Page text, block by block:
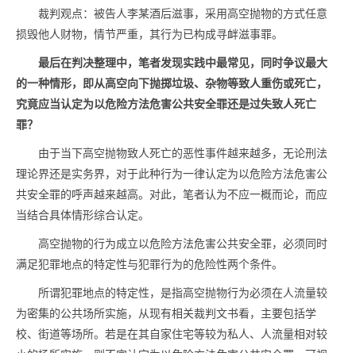
裁判观点：被告人李某酒后滋事，采用高空抛物的方式任意
损毁他人财物，情节严重，其行为已构成寻衅滋事罪。
最后在判决整理中，笔者发现实践中最常见，同时争议最大
的一种情形，即从高空向下抛掷垃圾、杂物等致人重伤或死亡，
究竟应当认定为以危险方法危害公共安全罪还是过失致人死亡
罪？
由于当下高空抛物致人死亡的恶性事件越来越多，无论刑法
理论界还是实务界，对于此种行为一律认定为以危险方法危害公
共安全罪的呼声越来越高。对此，笔者认为不应一概而论，而应
当结合具体情形综合认定。
高空抛物的行为成立以危险方法危害公共安全罪，必须同时
满足犯罪地点的特定性与犯罪行为的危险性两个条件。
所谓犯罪地点的特定性，是指高空抛物行为必须在人流量较
为密集的公共场所实施，从现有相关裁判文书看，主要包括学
校、街道等场所。若是在其自家住宅等较为私人、人流量相对较